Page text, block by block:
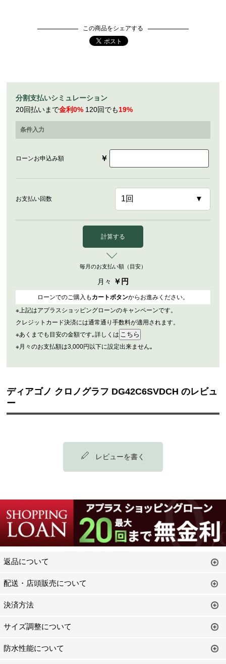
この商品をシェアする
分割支払いシミュレーション
20回払いまで金利0% 120回でも19%
条件入力
ローンお申込み額 ￥
お支払い回数
計算する
毎月のお支払い額（目安）
月々 ￥ 円
ローンでのご購入も カートボタンからお進みください。
※上記はアプラスショッピングローンのキャンペーンです。
クレジットカード決済には通常通り手数料が適用されます。
※あくまでも目安の金額です｡詳しくは
※月々のお支払額は3,000円以下に設定出来ません｡
ディアゴノ クロノグラフ DG42C6SVDCH のレビュ
ー
レビューを書く
返品について
配送・店頭販売について
決済方法
サイズ調整について
防水性能について